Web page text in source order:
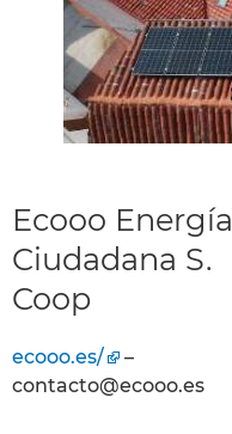
Ecooo Energía
Ciudadana S.
Coop
ecooo.es/
–
contacto@ecooo.es